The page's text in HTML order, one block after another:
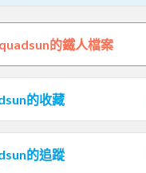
的鐵人檔案
的收藏
的追蹤